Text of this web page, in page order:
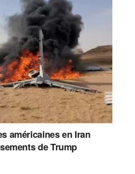
américaines en Iran
de Trump